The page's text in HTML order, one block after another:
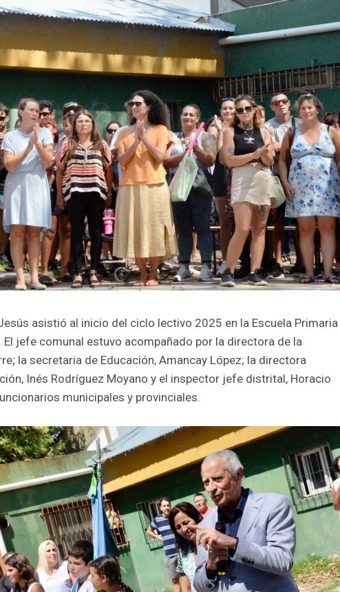
asistió al inicio del ciclo lectivo 2025 en la Escuela Primaria
El jefe comunal estuvo acompañado por la directora de la
la secretaria de Educación, Amancay López; la directora
Inés Rodríguez Moyano y el inspector jefe distrital, Horacio
municipales y provinciales.